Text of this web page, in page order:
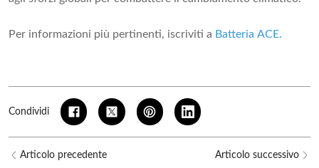
Per informazioni più pertinenti, iscriviti a Batteria ACE.
Condividi
Articolo precedente Articolo successivo